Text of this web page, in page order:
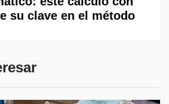
su clave en el método